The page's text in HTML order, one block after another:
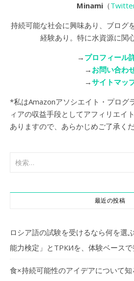
Minami （
持続可能な社会に興味あり、ブログ
経験あり。特に水資源に関
→ プロフィール
→ お問い合わ
→サイトマッ
*私はAmazonアソシエイト・プログ
ィアの収益手段としてアフィリエイ
ありますので、あらかじめご了承くだ
最近の投稿
ロシア語の試験を受けるなら何を選
能力検定」とТРКИを、体験ベースで
食×持続可能性のアイデアについて知